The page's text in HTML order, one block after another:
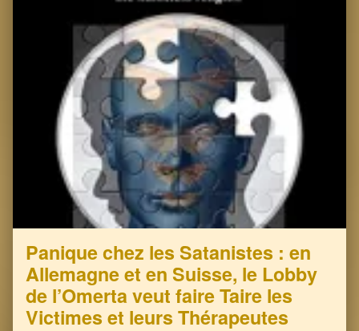
Panique chez les Satanistes : en
Allemagne et en Suisse, le Lobby
de l’Omerta veut faire Taire les
Victimes et leurs Thérapeutes